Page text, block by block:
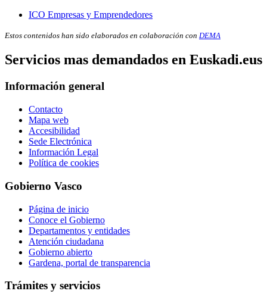
ICO Empresas y Emprendedores
Estos contenidos han sido elaborados en colaboración con DEMA
Servicios mas demandados en Euskadi.eus
Información general
Contacto
Mapa web
Accesibilidad
Sede Electrónica
Información Legal
Política de cookies
Gobierno Vasco
Página de inicio
Conoce el Gobierno
Departamentos y entidades
Atención ciudadana
Gobierno abierto
Gardena, portal de transparencia
Trámites y servicios